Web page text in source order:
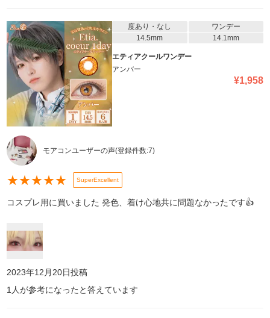
度あり・なし
ワンデー
14.5mm
14.1mm
エティアクールワンデー
アンバー
¥1,958
モアコンユーザーの声(登録件数:7)
★★★★★ SuperExcellent
コスプレ用に買いました 発色、着け心地共に問題なかったです👍
2023年12月20日投稿
1 人が参考になったと答えています